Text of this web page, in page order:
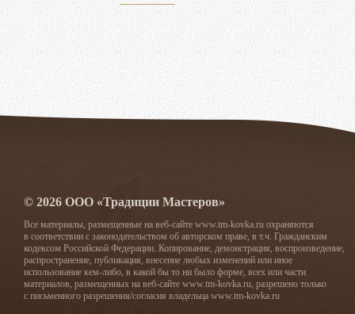
© 2026 ООО «Традиции Мастеров»
Все материалы, размещенные на веб-сайте www.tm-kovka.ru охраняются
в соответствии с законодательством об авторском праве, в т.ч. Гражданским
кодексом Российской Федерации. Копирование, демонстрация, воспроизведение,
распространение, публикация, внесение любых изменений или иное
использование кем-либо, в какой бы то ни было форме, всех или части
материалов, размещенных на веб-сайте www.tm-kovka.ru, разрешено только
с письменного разрешения/согласия владельца www.tm-kovka.ru